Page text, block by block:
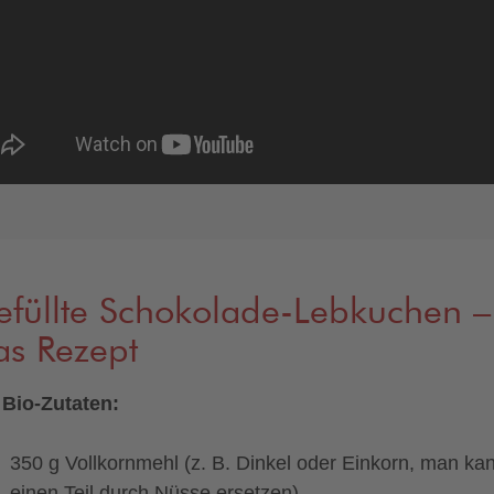
Schokolade-Lebkuchen –
Rezept
Zutaten:
350 g Vollkornmehl (z. B. Dinkel oder Einkorn, man